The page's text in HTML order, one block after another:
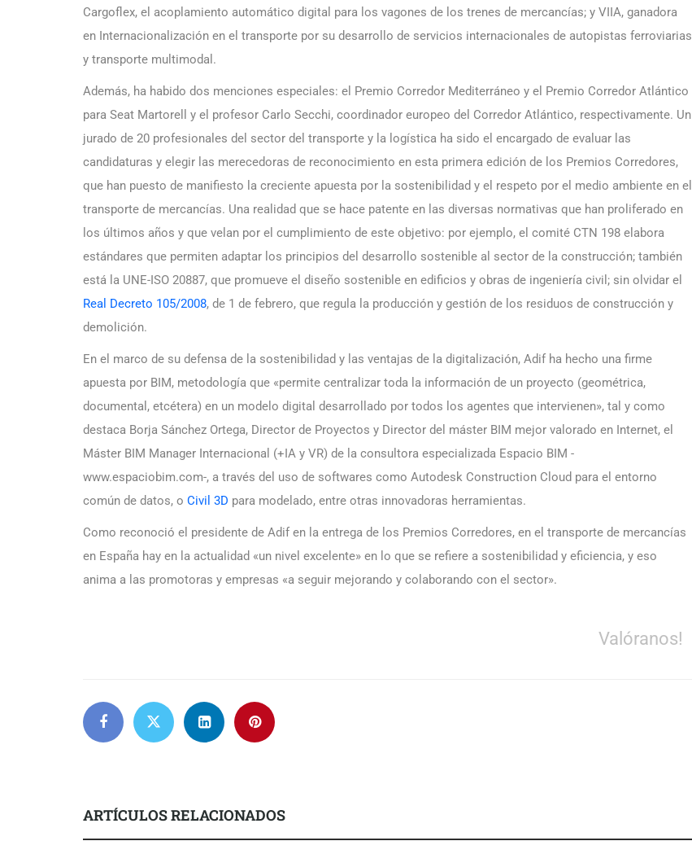
Cargoflex, el acoplamiento automático digital para los vagones de los trenes de mercancías; y VIIA, ganadora
en Internacionalización en el transporte por su desarrollo de servicios internacionales de autopistas ferroviarias
y transporte multimodal.
Además, ha habido dos menciones especiales: el Premio Corredor Mediterráneo y el Premio Corredor Atlántico
para Seat Martorell y el profesor Carlo Secchi, coordinador europeo del Corredor Atlántico, respectivamente. Un
jurado de 20 profesionales del sector del transporte y la logística ha sido el encargado de evaluar las
candidaturas y elegir las merecedoras de reconocimiento en esta primera edición de los Premios Corredores,
que han puesto de manifiesto la creciente apuesta por la sostenibilidad y el respeto por el medio ambiente en el
transporte de mercancías. Una realidad que se hace patente en las diversas normativas que han proliferado en
los últimos años y que velan por el cumplimiento de este objetivo: por ejemplo, el comité CTN 198 elabora
estándares que permiten adaptar los principios del desarrollo sostenible al sector de la construcción; también
está la UNE-ISO 20887, que promueve el diseño sostenible en edificios y obras de ingeniería civil; sin olvidar el
Real Decreto 105/2008, de 1 de febrero, que regula la producción y gestión de los residuos de construcción y
demolición.
En el marco de su defensa de la sostenibilidad y las ventajas de la digitalización, Adif ha hecho una firme
apuesta por BIM, metodología que «permite centralizar toda la información de un proyecto (geométrica,
documental, etcétera) en un modelo digital desarrollado por todos los agentes que intervienen», tal y como
destaca Borja Sánchez Ortega, Director de Proyectos y Director del máster BIM mejor valorado en Internet, el
Máster BIM Manager Internacional (+IA y VR) de la consultora especializada Espacio BIM -
www.espaciobim.com-, a través del uso de softwares como Autodesk Construction Cloud para el entorno
común de datos, o Civil 3D para modelado, entre otras innovadoras herramientas.
Como reconoció el presidente de Adif en la entrega de los Premios Corredores, en el transporte de mercancías
en España hay en la actualidad «un nivel excelente» en lo que se refiere a sostenibilidad y eficiencia, y eso
anima a las promotoras y empresas «a seguir mejorando y colaborando con el sector».
Valóranos!
ARTÍCULOS RELACIONADOS